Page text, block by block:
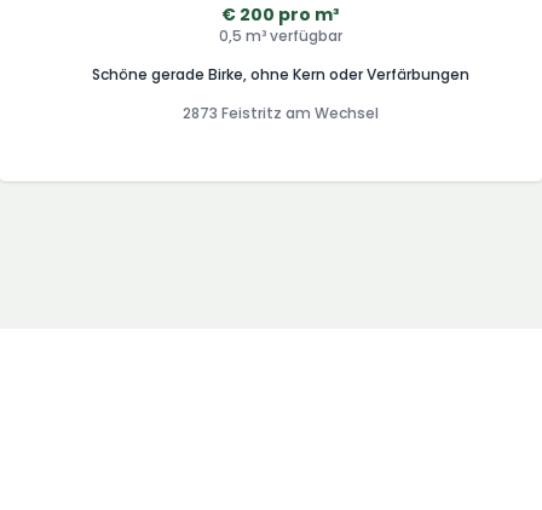
€ 200 pro m³
0,5 m³ verfügbar
Schöne gerade Birke, ohne Kern oder Verfärbungen
2873 Feistritz am Wechsel